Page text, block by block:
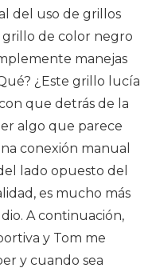
del uso de grillos
de color negro
manejas
¿Este grillo lucía
que detrás de la
algo que parece
conexión manual
lado opuesto del
es mucho más
A continuación,
y Tom me
y cuando sea